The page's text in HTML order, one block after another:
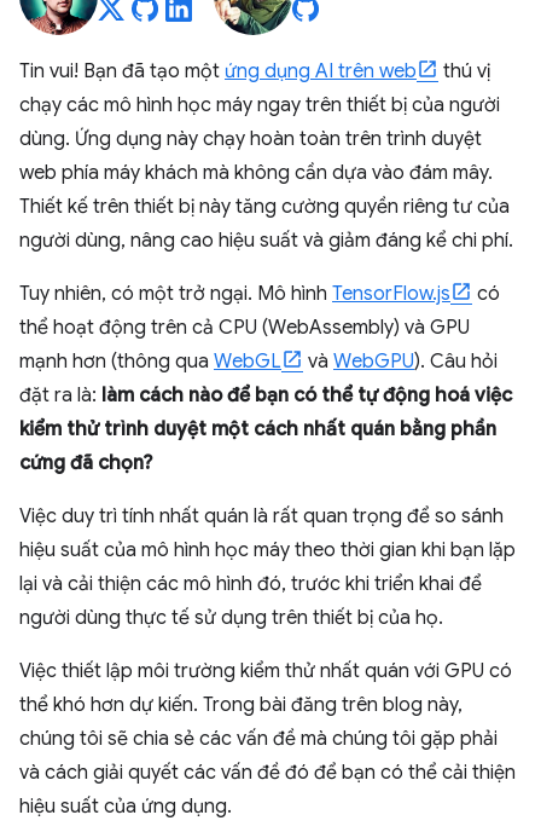
Tin vui! Bạn đã tạo một ứng dụng AI trên web
thú vị
chạy các mô hình học máy ngay trên thiết bị của người
dùng. Ứng dụng này chạy hoàn toàn trên trình duyệt
web phía máy khách mà không cần dựa vào đám mây.
Thiết kế trên thiết bị này tăng cường quyền riêng tư của
người dùng, nâng cao hiệu suất và giảm đáng kể chi phí.
Tuy nhiên, có một trở ngại. Mô hình TensorFlow.js
có
thể hoạt động trên cả CPU (WebAssembly) và GPU
mạnh hơn (thông qua WebGL và WebGPU). Câu hỏi
đặt ra là: làm cách nào để bạn có thể tự động hoá việc
kiểm thử trình duyệt một cách nhất quán bằng phần
cứng đã chọn?
Việc duy trì tính nhất quán là rất quan trọng để so sánh
hiệu suất của mô hình học máy theo thời gian khi bạn lặp
lại và cải thiện các mô hình đó, trước khi triển khai để
người dùng thực tế sử dụng trên thiết bị của họ.
Việc thiết lập môi trường kiểm thử nhất quán với GPU có
thể khó hơn dự kiến. Trong bài đăng trên blog này,
chúng tôi sẽ chia sẻ các vấn đề mà chúng tôi gặp phải
và cách giải quyết các vấn đề đó để bạn có thể cải thiện
hiệu suất của ứng dụng.